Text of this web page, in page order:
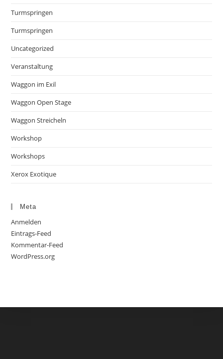
Turmspringen
Turmspringen
Uncategorized
Veranstaltung
Waggon im Exil
Waggon Open Stage
Waggon Streicheln
Workshop
Workshops
Xerox Exotique
Meta
Anmelden
Eintrags-Feed
Kommentar-Feed
WordPress.org